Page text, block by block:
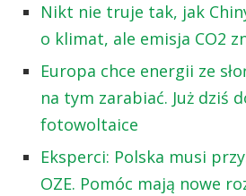
Nikt nie truje tak, jak
o klimat, ale emisja CO2
Europa chce energii ze
na tym zarabiać. Już dziś
fotowoltaice
Eksperci: Polska musi
OZE. Pomóc mają nowe